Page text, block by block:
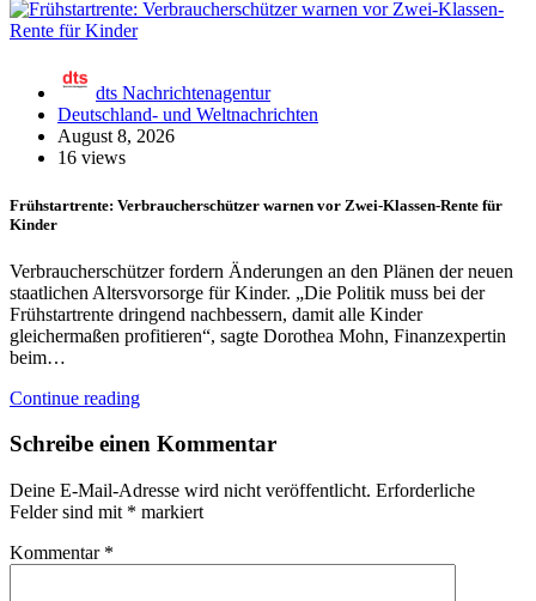
dts Nachrichtenagentur
Deutschland- und Weltnachrichten
August 8, 2026
16 views
Frühstartrente: Verbraucherschützer warnen vor Zwei-Klassen-Rente für
Kinder
Verbraucherschützer fordern Änderungen an den Plänen der neuen
staatlichen Altersvorsorge für Kinder. „Die Politik muss bei der
Frühstartrente dringend nachbessern, damit alle Kinder
gleichermaßen profitieren“, sagte Dorothea Mohn, Finanzexpertin
beim…
Continue reading
Schreibe einen Kommentar
Deine E-Mail-Adresse wird nicht veröffentlicht. Erforderliche
Felder sind mit * markiert
Kommentar *